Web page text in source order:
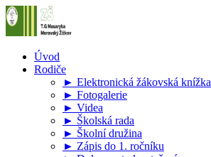
Úvod
Rodiče
► Elektronická žákovská knížka
► Fotogalerie
► Videa
► Školská rada
► Školní družina
► Zápis do 1. ročníku